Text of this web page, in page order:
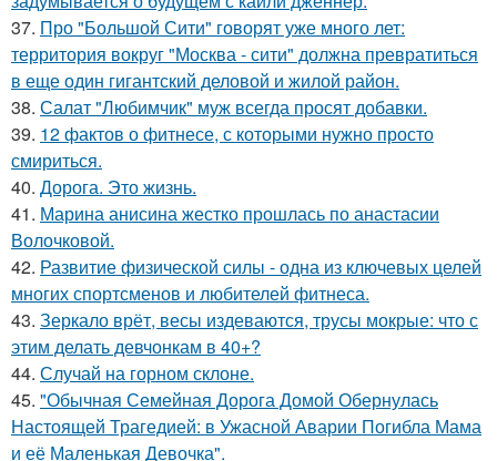
37. Про "Большой Сити" говорят уже много лет:
территория вокруг "Москва - сити" должна превратиться
в еще один гигантский деловой и жилой район.
38. Салат "Любимчик" муж всегда просят добавки.
39. 12 фактов о фитнесе, с которыми нужно просто
смириться.
40. Дорога. Это жизнь.
41. Марина анисина жестко прошлась по анастасии
Волочковой.
42. Развитие физической силы - одна из ключевых целей
многих спортсменов и любителей фитнеса.
43. Зеркало врёт, весы издеваются, трусы мокрые: что с
этим делать девчонкам в 40+?
44. Случай на горном склоне.
45. "Обычная Семейная Дорога Домой Обернулась
Настоящей Трагедией: в Ужасной Аварии Погибла Мама
и её Маленькая Девочка".